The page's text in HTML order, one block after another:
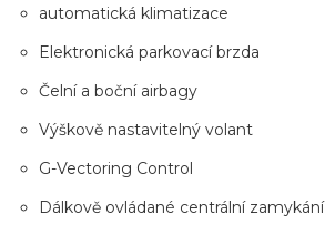
automatická klimatizace
Elektronická parkovací brzda
Čelní a boční airbagy
Výškově nastavitelný volant
G-Vectoring Control
Dálkově ovládané centrální zamykání